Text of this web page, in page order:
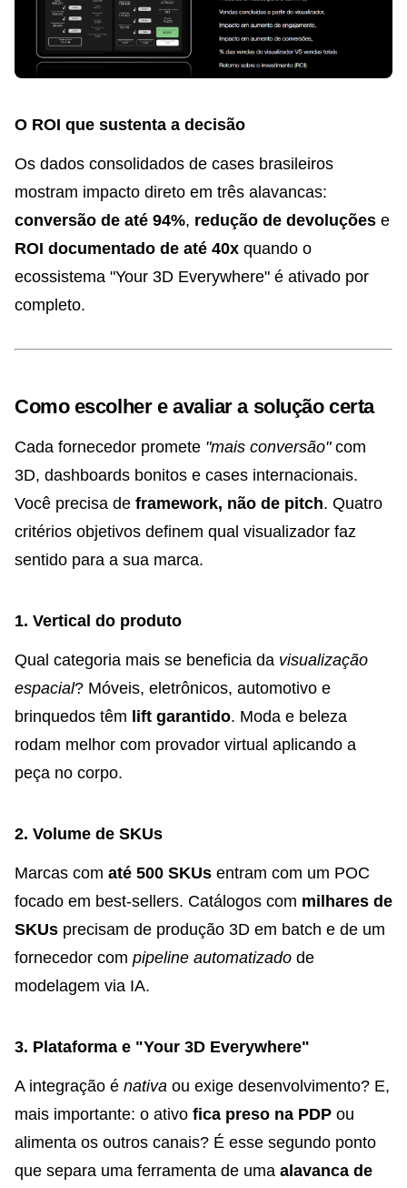
O ROI que sustenta a decisão
Os dados consolidados de cases brasileiros
mostram impacto direto em três alavancas:
conversão de até 94%, redução de devoluções e
ROI documentado de até 40x quando o
ecossistema "Your 3D Everywhere" é ativado por
completo.
Como escolher e avaliar a solução certa
Cada fornecedor promete "mais conversão"com
3D, dashboards bonitos e cases internacionais.
Você precisa de framework, não de pitch. Quatro
critérios objetivos definem qual visualizador faz
sentido para a sua marca.
1. Vertical do produto
Qual categoria mais se beneficia da visualização
espacial? Móveis, eletrônicos, automotivo e
brinquedos têm lift garantido. Moda e beleza
rodam melhor com provador virtual aplicando a
peça no corpo.
2. Volume de SKUs
Marcas com até 500 SKUs entram com um POC
focado em best-sellers. Catálogos com milhares de
SKUs precisam de produção 3D em batch e de um
fornecedor com pipeline automatizado de
modelagem via IA.
3. Plataforma e "Your 3D Everywhere"
A integração é nativa ou exige desenvolvimento? E,
mais importante: o ativo fica preso na PDP ou
alimenta os outros canais? É esse segundo ponto
que separa uma ferramenta de uma alavanca de